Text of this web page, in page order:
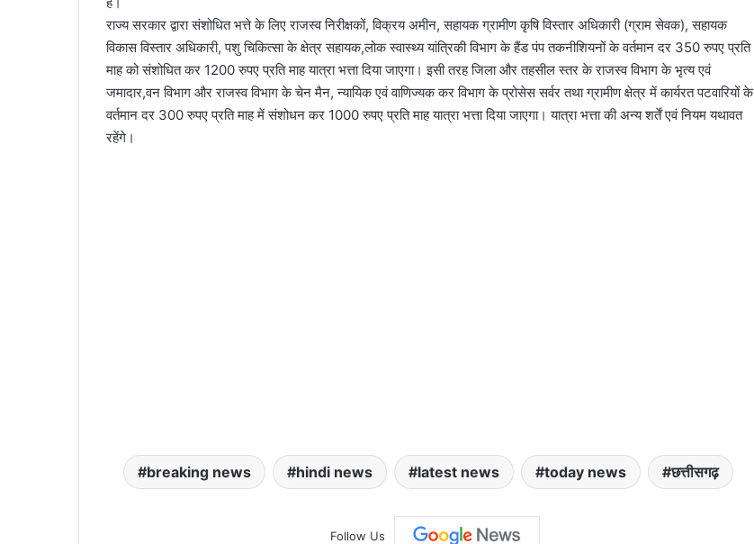
राज्य सरकार द्वारा संशोधित भत्ते के लिए राजस्व निरीक्षकों, विक्रय अमीन, सहायक ग्रामीण कृषि विस्तार अधिकारी (ग्राम सेवक), सहायक
विकास विस्तार अधिकारी, पशु चिकित्सा के क्षेत्र सहायक,लोक स्वास्थ्य यांत्रिकी विभाग के हैंड पंप तकनीशियनों के वर्तमान दर 350 रुपए प्रति
माह को संशोधित कर 1200 रुपए प्रति माह यात्रा भत्ता दिया जाएगा। इसी तरह जिला और तहसील स्तर के राजस्व विभाग के भृत्य एवं
जमादार,वन विभाग और राजस्व विभाग के चेन मैन, न्यायिक एवं वाणिज्यक कर विभाग के प्रोसेस सर्वर तथा ग्रामीण क्षेत्र में कार्यरत पटवारियों के
वर्तमान दर 300 रुपए प्रति माह में संशोधन कर 1000 रुपए प्रति माह यात्रा भत्ता दिया जाएगा। यात्रा भत्ता की अन्य शर्तें एवं नियम यथावत
रहेंगे।
breaking news hindi news latest news today news छत्तीसगढ़
Follow Us